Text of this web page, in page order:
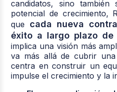
candidatos, sino
potencial de crecimiento,
que cada nueva
éxito a largo plazo de
implica una visión más
va más allá de cubrir
centra en construir un
impulse el crecimiento y la